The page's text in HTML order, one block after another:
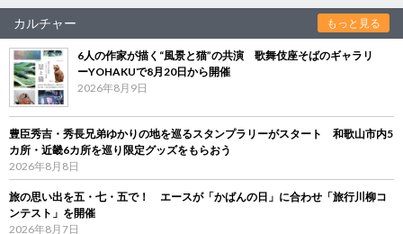
カルチャー もっと見る
6人の作家が描く“風景と猫”の共演 歌舞伎座そばのギャラリ
ーYOHAKUで8月20日から開催
2026年8月9日
豊臣秀吉・秀長兄弟ゆかりの地を巡るスタンプラリーがスタート 和歌山市内5
カ所・近畿6カ所を巡り限定グッズをもらおう
2026年8月8日
旅の思い出を五・七・五で！ エースが「かばんの日」に合わせ「旅行川柳コ
ンテスト」を開催
2026年8月7日